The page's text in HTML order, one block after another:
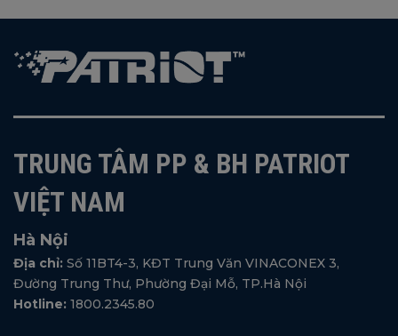
TRUNG TÂM PP & BH PATRIOT
VIỆT NAM
Hà Nội
Địa chỉ: Số 11BT4-3, KĐT Trung Văn VINACONEX 3,
Đường Trung Thư, Phường Đại Mỗ, TP.Hà Nội
Hotline: 1800.2345.80